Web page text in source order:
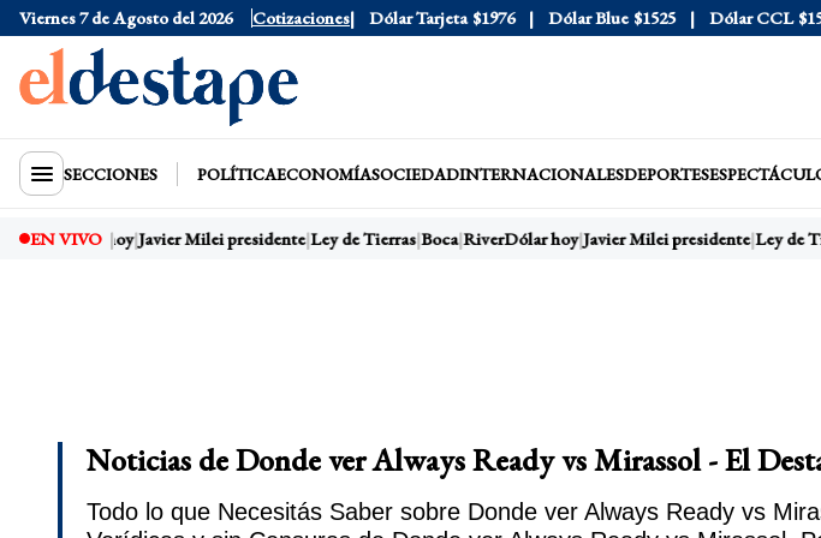
Viernes 7 de Agosto del 2026 Cotizaciones
Dólar Oficial $1520 Dólar Tarjeta $1976 Dólar Blue $1525 Dólar CCL
SECCIONES POLÍTICAECONOMÍASOCIEDADINTERNACIONALESDEPORTES
EN VIVO
Dólar hoy Javier Milei presidente Ley de Tierras Boca RiverDólar hoy Javier Milei presidente Ley de
Noticias de Donde ver Always Ready vs Mirassol - El
Todo lo que Necesitás Saber sobre Donde ver Always Ready vs